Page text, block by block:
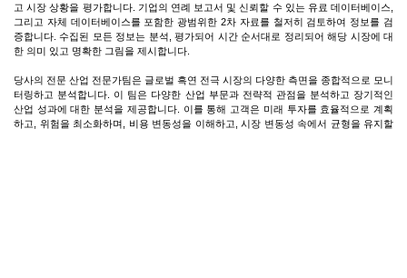
Learn More
고 시장 상황을 평가합니다. 기업의 연례 보고서 및 신뢰할 수 있는 유료 데이터베이스,
그리고 자체 데이터베이스를 포함한 광범위한 2차 자료를 철저히 검토하여 정보를 검
증합니다. 수집된 모든 정보는 분석, 평가되어 시간 순서대로 정리되어 해당 시장에 대
한 의미 있고 명확한 그림을 제시합니다.
당사의 전문 산업 전문가팀은 글로벌 흑연 전극 시장의 다양한 측면을 종합적으로 모니
터링하고 분석합니다. 이 팀은 다양한 산업 부문과 전략적 관점을 분석하고 장기적인
산업 성과에 대한 분석을 제공합니다. 이를 통해 고객은 미래 투자를 효율적으로 계획
하고, 위험을 최소화하며, 비용 변동성을 이해하고, 시장 변동성 속에서 균형을 유지할